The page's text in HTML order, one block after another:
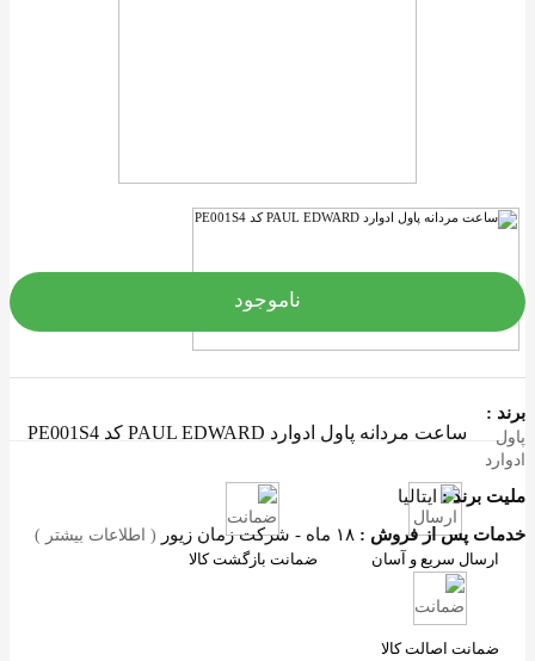
ساعت مردانه پاول ادوارد PAUL EDWARD کد PE001S4
:
برند :ایتالیا
پس از فروش : ۱۸ ماه - شرکت زمان زیور ( اطلاعات بیشتر )
ناموجود
ارسال سریع و آسان ضمانت بازگشت کالا
ضمانت اصالت کالا